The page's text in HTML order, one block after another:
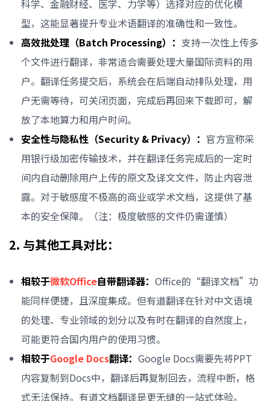
科学、金融财经、医学、力学等）选择对应的优化模
型，这能显著提升专业术语翻译的准确性和一致性。
高效批处理（Batch Processing）： 支持一次性上传多
个文件进行翻译，非常适合需要处理大量国际资料的用
户。翻译任务提交后，系统会在后端自动排队处理，用
户无需等待，可关闭页面，完成后再回来下载即可，解
放了本地算力和用户时间。
安全性与隐私性（Security & Privacy）： 官方宣称采
用银行级加密传输技术，并在翻译任务完成后的一定时
间内自动删除用户上传的原文及译文文件，防止内容泄
露。对于敏感度不极高的商业或学术文档，这提供了基
本的安全保障。（注：极度敏感的文件仍需谨慎）
2. 与其他工具对比：
相较于微软Office自带翻译器： Office的“翻译文档”功
能同样便捷，且深度集成。但有道翻译在针对中文语境
的处理、专业领域的划分以及有时在翻译的自然度上，
可能更符合国内用户的使用习惯。
相较于Google Docs翻译： Google Docs需要先将PPT
内容复制到Docs中，翻译后再复制回去，流程中断，格
式无法保持。有道文档翻译是更无缝的一站式体验。